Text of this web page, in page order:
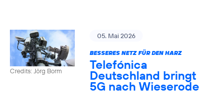
Credits: Jörg Borm
05. Mai 2026
BESSERES NETZ FÜR DEN HARZ
Telefónica
Deutschland bringt
5G nach Wieserode